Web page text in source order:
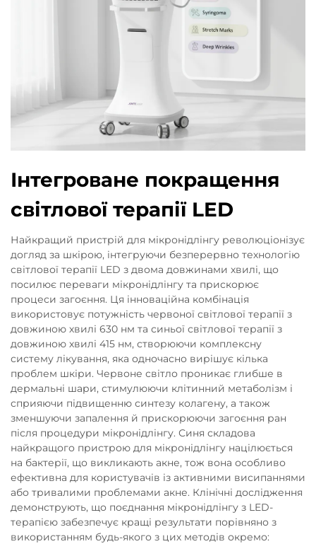
Інтегроване покращення
світлової терапії LED
Найкращий пристрій для мікронідлінгу революціонізує
догляд за шкірою, інтегруючи безперервно технологію
світлової терапії LED з двома довжинами хвилі, що
посилює переваги мікронідлінгу та прискорює
процеси загоєння. Ця інноваційна комбінація
використовує потужність червоної світлової терапії з
довжиною хвилі 630 нм та синьої світлової терапії з
довжиною хвилі 415 нм, створюючи комплексну
систему лікування, яка одночасно вирішує кілька
проблем шкіри. Червоне світло проникає глибше в
дермальні шари, стимулюючи клітинний метаболізм і
сприяючи підвищенню синтезу колагену, а також
зменшуючи запалення й прискорюючи загоєння ран
після процедури мікронідлінгу. Синя складова
найкращого пристрою для мікронідлінгу націлюється
на бактерії, що викликають акне, тож вона особливо
ефективна для користувачів із активними висипаннями
або тривалими проблемами акне. Клінічні дослідження
демонструють, що поєднання мікронідлінгу з LED-
терапією забезпечує кращі результати порівняно з
використанням будь-якого з цих методів окремо: